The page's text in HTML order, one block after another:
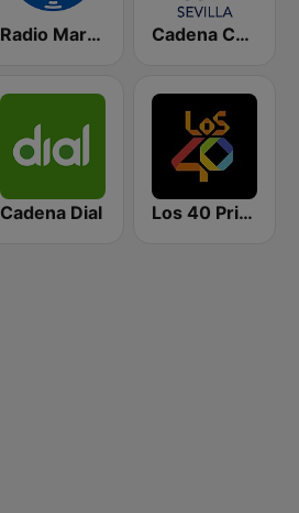
Radio Marca Nacional Cadena COPE Sevilla
Cadena Dial Los 40 Principales